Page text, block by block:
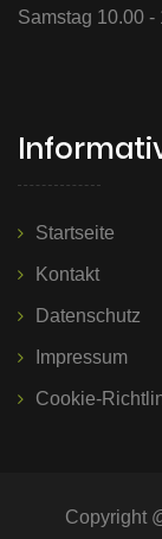
Samstag 10.00 -
Startseite
Kontakt
Datenschutz
Impressum
Cookie-
Copyright